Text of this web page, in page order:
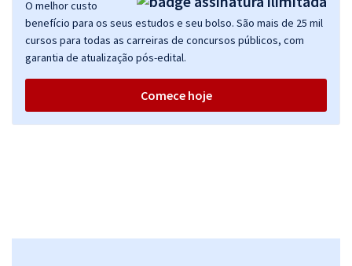
O melhor custo
benefício para os seus estudos e seu bolso. São mais de 25 mil
cursos para todas as carreiras de concursos públicos, com
garantia de atualização pós-edital.
Comece hoje